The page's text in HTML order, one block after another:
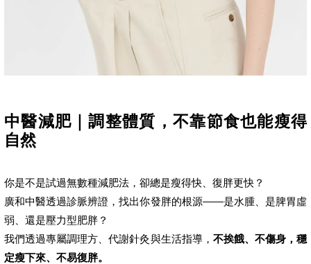
中醫減肥｜調整體質，不靠節食也能瘦得
自然
你是不是試過無數種減肥法，卻總是瘦得快、復胖更快？
廣和中醫透過診脈辨證，找出你發胖的根源——是水腫、是脾胃虛
弱、還是壓力型肥胖？
我們透過專屬調理方、代謝針灸與生活指導， 不挨餓、不傷身，穩
定瘦下來、不易復胖。